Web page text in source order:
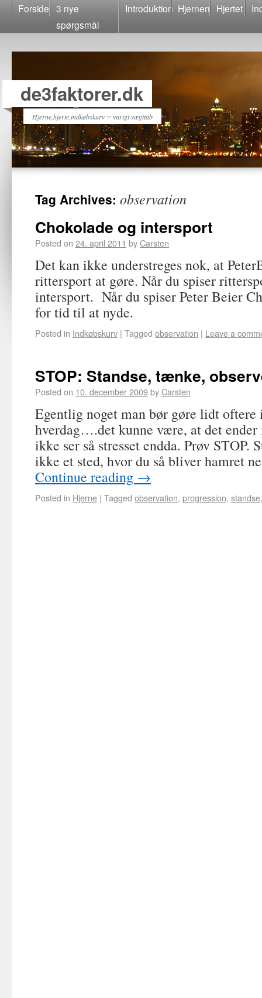
Forside 3 nye
spørgsmål
Introduktion Hjernen Hjertet
de3faktorer.dk
Hjerne,hjerte,indkøbskurv = varigt vægttab
Tag Archives: observation
Chokolade og intersport
Posted on 24. april 2011 byCarsten
Det kan ikke understreges nok, at
rittersport at gøre. Når du spiser
intersport. Når du spiser Peter Beier
for tid til at nyde.
Posted in Indkøbskurv | Tagged observation | Leave a
STOP: Standse, tænke,
Posted on 10. december 2009byCarsten
Egentlig noget man bør gøre lidt oftere
hverdag….det kunne være, at det ender
ikke ser så stresset endda. Prøv STOP.
ikke et sted, hvor du så bliver hamret
Continue reading →
Posted in Hjerne | Tagged observation, progression, standse